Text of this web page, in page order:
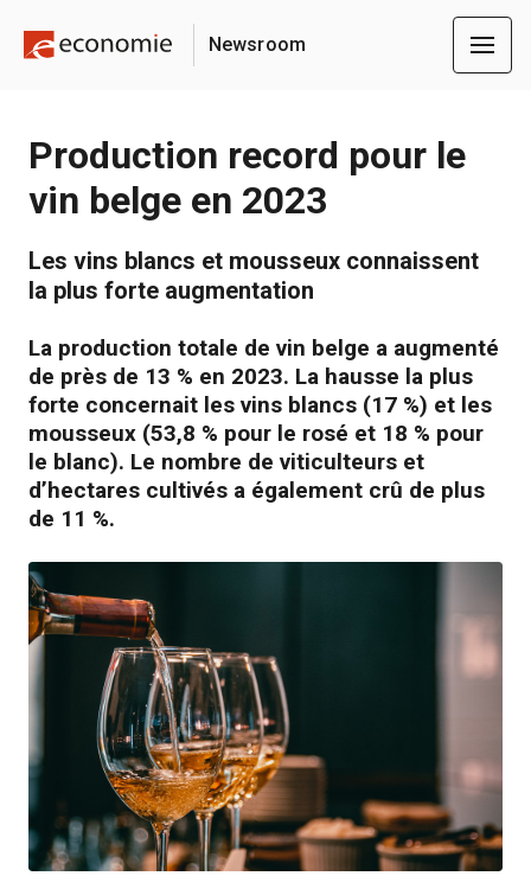
Newsroom
Production record pour le
vin belge en 2023
Les vins blancs et mousseux connaissent
la plus forte augmentation
La production totale de vin belge a augmenté
de près de 13 % en 2023. La hausse la plus
forte concernait les vins blancs (17 %) et les
mousseux (53,8 % pour le rosé et 18 % pour
le blanc). Le nombre de viticulteurs et
d’hectares cultivés a également crû de plus
de 11 %.
JPG